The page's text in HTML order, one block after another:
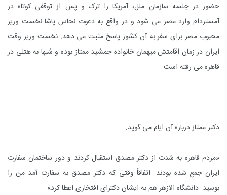
حضور در جلسه سازمان ملل، آمریکا را ترک و پس از توقفى کوتاه در
آمستردام وارد مصر مى شود و در واقع به دعوت نحاس پاشا نخست وزیر
محبوب مصر براى سفر به آن کشور پاسخ مثبت مى دهد. نخست وزیر وقت
ایران در زمان اقامتش میهمان خانواده جمشید ممتاز بوده و شبها به هتلى در
قاهره مى رفته است.
دکتر ممتاز درباره آن ایام مى گوید:
«مردم قاهره به شدت از دکتر مصدق استقبال کردند و دور ساختمان سفارت
ایران جمع شده بودند. اتفاقاً وقتى که دکتر مصدق به سفارت آمد من را
بوسید. دانشگاه الازهر هم به ایشان دکتراى افتخارى اعطا کرد».